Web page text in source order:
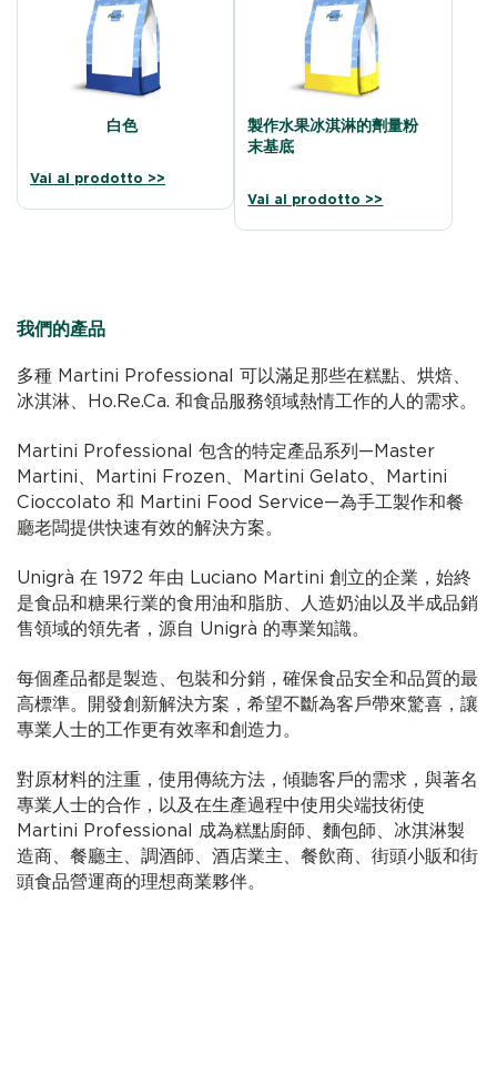
白色
Vai al prodotto >>
製作水果冰淇淋的劑量粉
末基底
Vai al prodotto >>
我們的產品
多種 Martini Professional 可以滿足那些在糕點、烘焙、
冰淇淋、Ho.Re.Ca. 和食品服務領域熱情工作的人的需求。
Martini Professional 包含的特定產品系列—Master
Martini、Martini Frozen、Martini Gelato、Martini
Cioccolato 和 Martini Food Service—為手工製作和餐
廳老闆提供快速有效的解決方案。
Unigrà 在 1972 年由 Luciano Martini 創立的企業，始終
是食品和糖果行業的食用油和脂肪、人造奶油以及半成品銷
售領域的領先者，源自 Unigrà 的專業知識。
每個產品都是製造、包裝和分銷，確保食品安全和品質的最
高標準。開發創新解決方案，希望不斷為客戶帶來驚喜，讓
專業人士的工作更有效率和創造力。
對原材料的注重，使用傳統方法，傾聽客戶的需求，與著名
專業人士的合作，以及在生產過程中使用尖端技術使
Martini Professional 成為糕點廚師、麵包師、冰淇淋製
造商、餐廳主、調酒師、酒店業主、餐飲商、街頭小販和街
頭食品營運商的理想商業夥伴。